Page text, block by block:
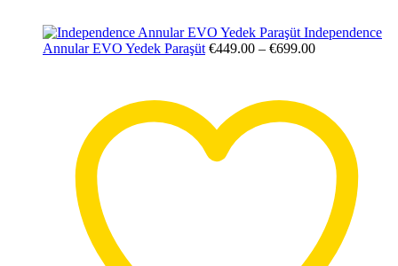
Independence
Annular EVO Yedek Paraşüt €449.00 – €699.00